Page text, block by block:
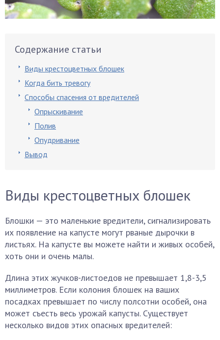
Содержание статьи
Виды крестоцветных блошек
Когда бить тревогу
Способы спасения от вредителей
Опрыскивание
Полив
Опудривание
Вывод
Виды крестоцветных блошек
Блошки — это маленькие вредители, сигнализировать
их появление на капусте могут рваные дырочки в
листьях. На капусте вы можете найти и живых особей,
хоть они и очень малы.
Длина этих жучков-листоедов не превышает 1,8-3,5
миллиметров. Если колония блошек на ваших
посадках превышает по числу полсотни особей, она
может съесть весь урожай капусты. Существует
несколько видов этих опасных вредителей: